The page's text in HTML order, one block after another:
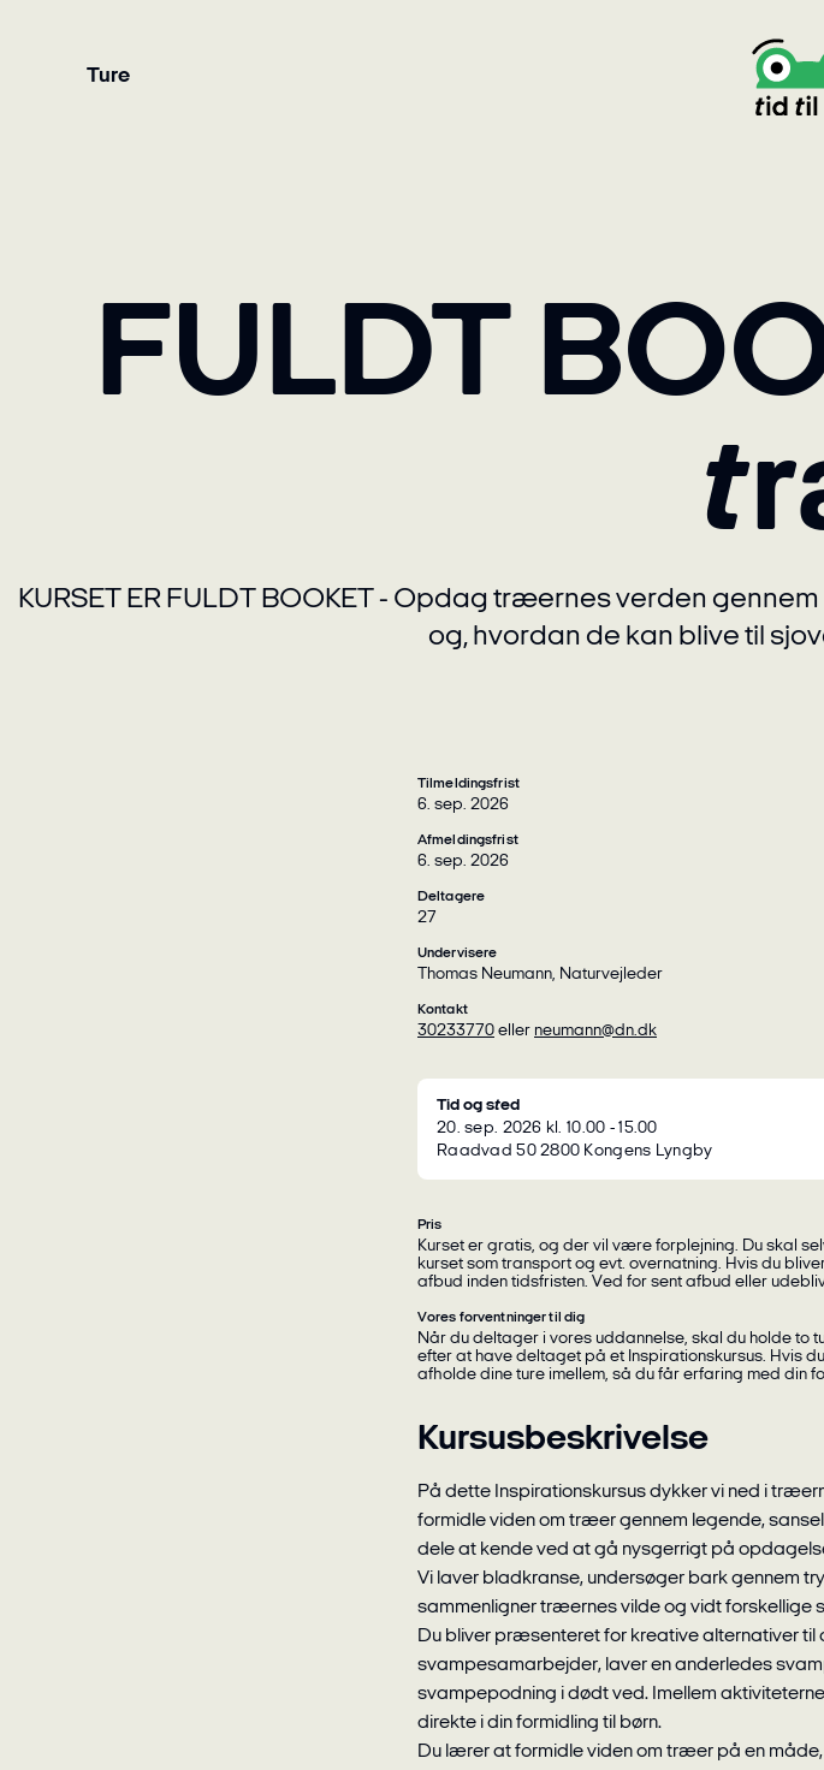
Ture
FULDT
KURSET ER FULDT BOOKET - Opdag træernes verden
og, hvordan de kan blive til
Tilmeldingsfrist
6. sep. 2026
Afmeldingsfrist
6. sep. 2026
Deltagere
27
Undervisere
Thomas Neumann, Naturvejleder
Kontakt
30233770 eller neumann@dn.dk
Tid og sted
20. sep. 2026 kl. 10.00 - 15.00
Raadvad 50 2800 Kongens Lyngby
Pris
Kurset er gratis, og der vil være forplejning. Du skal selv betale for øvrige omkostninger forbundet med
kurset som transport og evt. overnatning. Hvis du
afbud inden tidsfristen. Ved for sent afbud eller
Vores forventninger til dig
Når du deltager i vores uddannelse, skal du holde to ture som en del af Grunduddannelsen og én tur
efter at have deltaget på et Inspirationskursus. Hvis
afholde dine ture imellem, så du får erfaring med din
Kursusbeskrivelse
På dette Inspirationskursus dykker vi ned i
formidle viden om træer gennem legende,
dele at kende ved at gå nysgerrigt på
Vi laver bladkranse, undersøger bark gennem
sammenligner træernes vilde og vidt forskellige
Du bliver præsenteret for kreative alternativer
svampesamarbejder, laver en anderledes
svampepodning i dødt ved. Imellem
direkte i din formidling til børn.
Du lærer at formidle viden om træer på en